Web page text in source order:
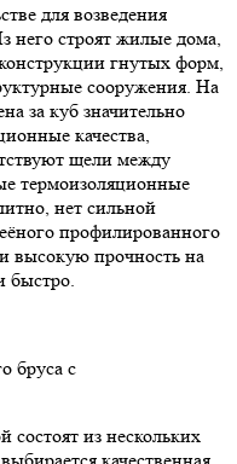
для возведения
него строят жилые дома,
гнутых форм,
сооружения. На
за куб значительно
качества,
щели между
термоизоляционные
нет сильной
профилированного
высокую прочность на
быстро.
бруса с
состоят из нескольких